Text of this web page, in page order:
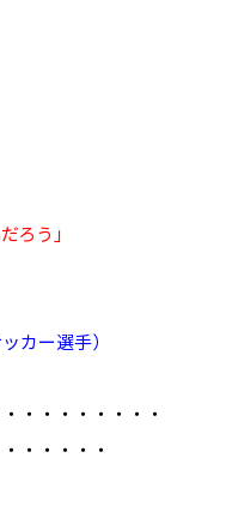
う」
ー選手）
・・・・・・・・
・・・・・